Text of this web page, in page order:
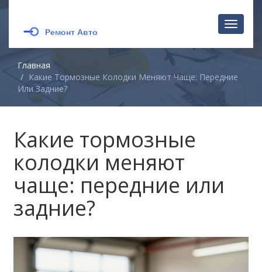
Главная
Какие Тормозные Колодки Меняют Чаще: Передние
Или Задние?
Какие тормозные
колодки меняют
чаще: передние или
задние?